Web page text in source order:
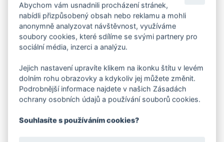
Přirozené vedení kroku a ochrana proti okopání
STABILNÍ ÚZKÁ PATA
Pevná fixace nohy pro jistý a bezpečný krok
ANATOMICKÝ TVAR PRO KLASICKÉ KOPYTO
Dostatek prostoru pro prsty a zdravé držení nohy
Abychom vám usnadnili procházení stránek,
nabídli přizpůsobený obsah nebo reklamu a mohli
anonymně analyzovat návštěvnost, využíváme
soubory cookies, které sdílíme se svými partnery pro
sociální média, inzerci a analýzu.
Jejich nastavení upravíte klikem na ikonku štítu v levém
dolním rohu obrazovky a kdykoliv jej můžete změnit.
Podrobnější informace najdete v našich Zásadách
ochrany osobních údajů a používání souborů cookies.
Souhlasíte s používáním cookies?